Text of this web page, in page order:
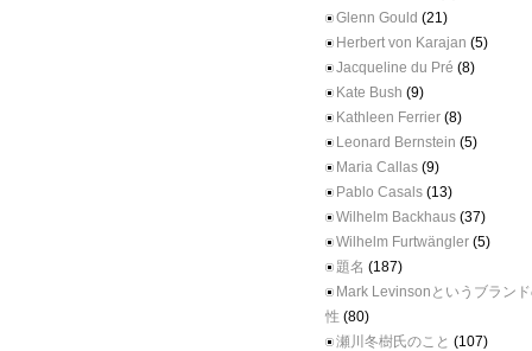
Glenn Gould (21)
Herbert von Karajan (5)
Jacqueline du Pré (8)
Kate Bush (9)
Kathleen Ferrier (8)
Leonard Bernstein (5)
Maria Callas (9)
Pablo Casals (13)
Wilhelm Backhaus (37)
Wilhelm Furtwängler (5)
題名 (187)
Mark Levinsonというブラン
性 (80)
瀬川冬樹氏のこと (107)